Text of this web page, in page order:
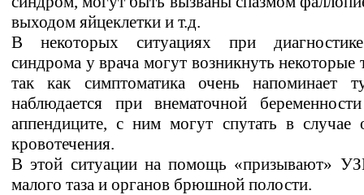
выходом яйцеклетки и т.д.
В некоторых ситуациях при
синдрома у врача могут возникнуть некоторые
так как симптоматика очень напоминает
наблюдается при внематочной
аппендиците, с ним могут спутать в случае
кровотечения.
В этой ситуации на помощь «призывают»
малого таза и органов брюшной полости.